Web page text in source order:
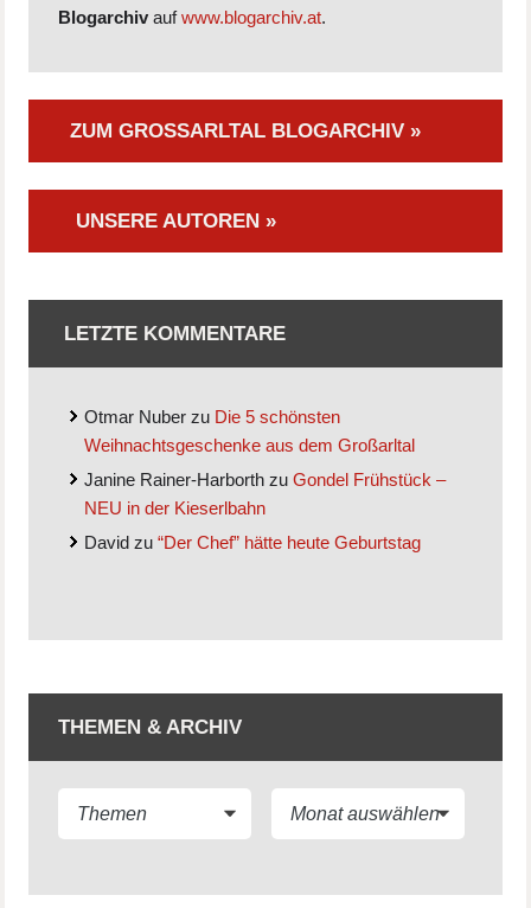
Blogarchiv aufwww.blogarchiv.at.
ZUM GROSSARLTAL BLOGARCHIV »
UNSERE AUTOREN »
LETZTE KOMMENTARE
Otmar Nuber zu Die 5 schönsten
Weihnachtsgeschenke aus dem Großarltal
Janine Rainer-Harborth zuGondel Frühstück –
NEU in der Kieserlbahn
David zu“Der Chef” hätte heute Geburtstag
THEMEN & ARCHIV